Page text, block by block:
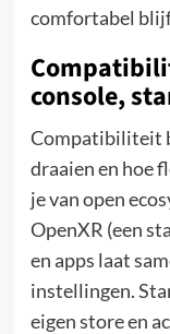
comfortabel
console,
Compatibiliteit
draaien en hoe
je van open
OpenXR (een
en apps laat
instellingen.
eigen store en